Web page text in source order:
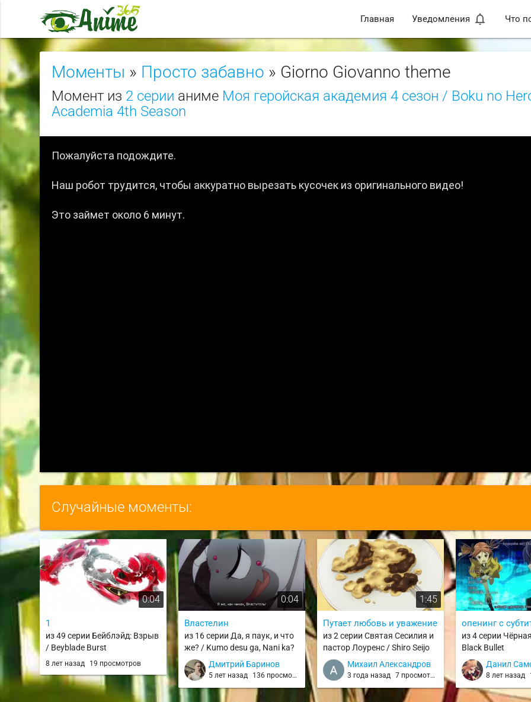
Главная Уведомления notifications_none Что
Моменты » Просто забавно » Giorno Giovanno theme
Момент из 2 серии аниме Моя геройская академия 4 сезон / Boku no
Academia 4th Season
Случайные моменты:
0:04
1
из 49 серии Бейблэйд: Взрыв
/ Beyblade Burst
8 лет назад 19 просмотров
0:04
Властелин
из 16 серии Да, я паук, и что
же? / Kumo desu ga, Nani ka?
Дмитрий Баринов
5 лет назад 136 просмотров
1:45
Путает любовь и уважение
из 2 серии Святая Сесилия и
пастор Лоуренс / Shiro Seijo
to Kuro Bokushi
Михаил Александров
3 года назад 7 просмотров
опенинг с
из 4 серии
Black Bullet
Данил
8 лет назад